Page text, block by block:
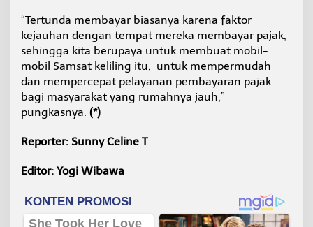
“Tertunda membayar biasanya karena faktor
kejauhan dengan tempat mereka membayar pajak,
sehingga kita berupaya untuk membuat mobil-
mobil Samsat keliling itu, untuk mempermudah
dan mempercepat pelayanan pembayaran pajak
bagi masyarakat yang rumahnya jauh,”
pungkasnya. (*)
Reporter: Sunny Celine T
Editor: Yogi Wibawa